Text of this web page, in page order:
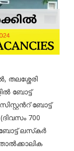
തലശ്ശേരി
ബോട്ട്
ബോട്ട്
700
ബോട്ട് ലസ്‌കർ